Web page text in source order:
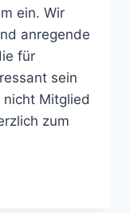
ein. Wir
anregende
für
sein
nicht Mitglied
zum